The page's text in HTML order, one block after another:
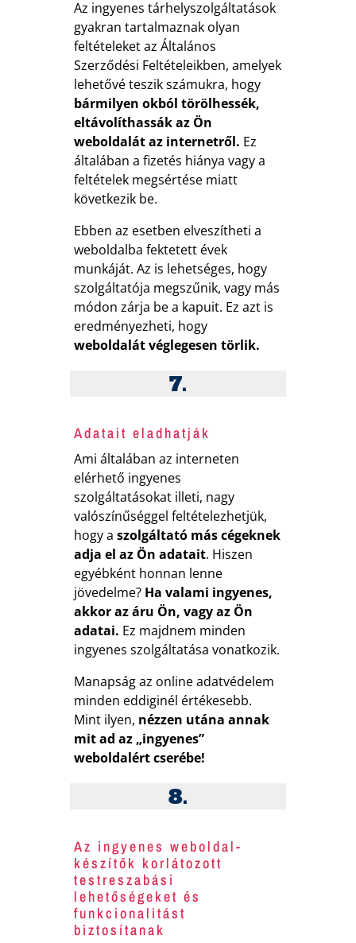
Az ingyenes tárhelyszolgáltatások
gyakran tartalmaznak olyan
feltételeket az Általános
Szerződési Feltételeikben, amelyek
lehetővé teszik számukra, hogy
bármilyen okból törölhessék,
eltávolíthassák az Ön
weboldalát az internetről. Ez
általában a fizetés hiánya vagy a
feltételek megsértése miatt
következik be.
Ebben az esetben elveszítheti a
weboldalba fektetett évek
munkáját. Az is lehetséges, hogy
szolgáltatója megszűnik, vagy más
módon zárja be a kapuit. Ez azt is
eredményezheti, hogy
weboldalát véglegesen törlik.
7.
Adatait eladhatják
Ami általában az interneten
elérhető ingyenes
szolgáltatásokat illeti, nagy
valószínűséggel feltételezhetjük,
hogy aszolgáltató más cégeknek
adja el az Ön adatait. Hiszen
egyébként honnan lenne
jövedelme? Ha valami ingyenes,
akkor az áru Ön, vagy az Ön
adatai. Ez majdnem minden
ingyenes szolgáltatása vonatkozik.
Manapság az online adatvédelem
minden eddiginél értékesebb.
Mint ilyen, nézzen utána annak
mit ad az „ingyenes”
weboldalért cserébe!
8.
Az ingyenes weboldal-
készítők korlátozott
testreszabási
lehetőségeket és
funkcionalitást
biztosítanak